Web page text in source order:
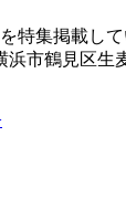
特集掲載し
市鶴見区生